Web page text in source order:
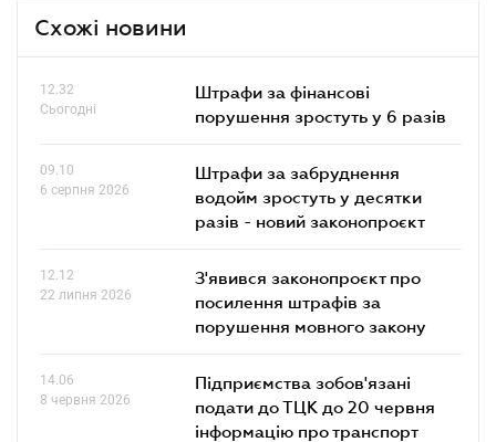
Схожі новини
12.32
Сьогодні
Штрафи за фінансові
порушення зростуть у 6 разів
09.10
6 серпня 2026
Штрафи за забруднення
водойм зростуть у десятки
разів - новий законопроєкт
12.12
22 липня 2026
З'явився законопроєкт про
посилення штрафів за
порушення мовного закону
14.06
8 червня 2026
Підприємства зобов'язані
подати до ТЦК до 20 червня
інформацію про транспорт